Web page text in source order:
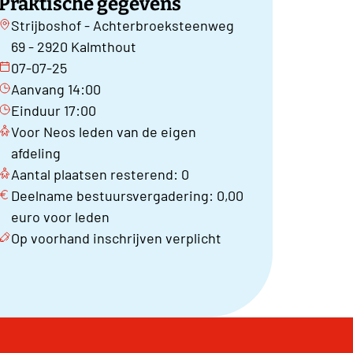
Strijboshof - Achterbroeksteenweg
69 - 2920 Kalmthout
07-07-25
Aanvang 14:00
Einduur 17:00
Voor Neos leden van de eigen
afdeling
Aantal plaatsen resterend: 0
Deelname bestuursvergadering: 0,00
euro voor leden
Op voorhand inschrijven verplicht